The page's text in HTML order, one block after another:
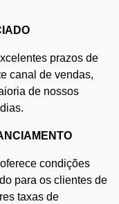
prazos de
canal de vendas,
de nossos
condições
para os clientes de
taxas de